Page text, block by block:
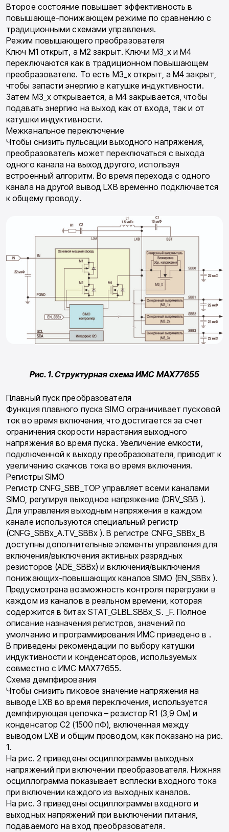
Второе состояние повышает эффективность в
повышающе-понижающем режиме по сравнению с
традиционными схемами управления.
Режим повышающего преобразователя
Ключ M1 открыт, а M2 закрыт. Ключи M3_x и M4
переключаются как в традиционном повышающем
преобразователе. То есть M3_x открыт, а M4 закрыт,
чтобы запасти энергию в катушке индуктивности.
Затем M3_x открывается, а M4 закрывается, чтобы
подавать энергию на выход как от входа, так и от
катушки индуктивности.
Межканальное переключение
Чтобы снизить пульсации выходного напряжения,
преобразователь может переключаться с выхода
одного канала на выход другого, используя
встроенный алгоритм. Во время перехода с одного
канала на другой вывод LXB временно подключается
к общему проводу.
Рис. 1. Структурная схема ИМС MAX77655
Плавный пуск преобразователя
Функция плавного пуска SIMO ограничивает пусковой
ток во время включения, что достигается за счет
ограничения скорости нарастания выходного
напряжения во время пуска. Увеличение емкости,
подключенной к выходу преобразователя, приводит к
увеличению скачков тока во время включения.
Регистры SIMO
Регистр CNFG_SBB_TOP управляет всеми каналами
SIMO, регулируя выходное напряжение (DRV_SBB ).
Для управления выходным напряжения в каждом
канале используются специальный регистр
(CNFG_SBBx_A.TV_SBBx ). В регистре CNFG_SBBx_B
доступны дополнительные элементы управления для
включения/выключения активных разрядных
резисторов (ADE_SBBx) и включения/выключения
понижающих-повышающих каналов SIMO (EN_SBBx ).
Предусмотрена возможность контроля перегрузки в
каждом из каналов в реальном времени, которая
содержится в битах STAT_GLBL.SBBx_S. _F. Полное
описание назначения регистров, значений по
умолчанию и программирования ИМС приведено в .
В приведены рекомендации по выбору катушки
индуктивности и конденсаторов, используемых
совместно с ИМС MAX77655.
Схема демпфирования
Чтобы снизить пиковое значение напряжения на
выводе LXB во время переключения, используется
демпфирующая цепочка – резистор R1 (3,9 Ом) и
конденсатор С2 (1500 пФ), включенная между
выводом LXB и общим проводом, как показано на рис.
1.
На рис. 2 приведены осциллограммы выходных
напряжений при включении преобразователя. Нижняя
осциллограмма показывает всплески входного тока
при включении каждого из выходных каналов.
На рис. 3 приведены осциллограммы входного и
выходных напряжений при выключении питания,
подаваемого на вход преобразователя.